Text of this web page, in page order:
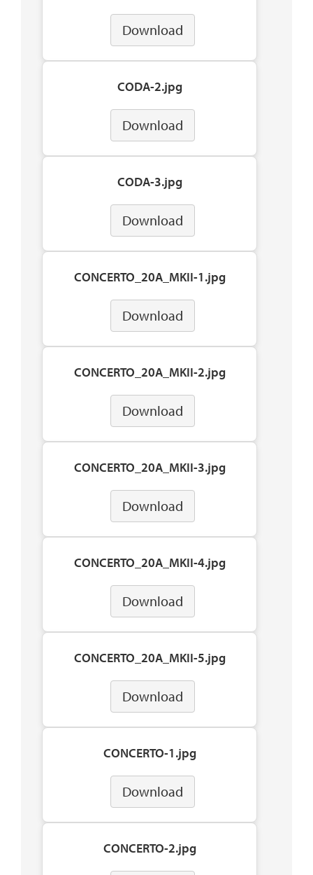
Download
CODA-2.jpg
Download
CODA-3.jpg
Download
CONCERTO_20A_MKII-1.jpg
Download
CONCERTO_20A_MKII-2.jpg
Download
CONCERTO_20A_MKII-3.jpg
Download
CONCERTO_20A_MKII-4.jpg
Download
CONCERTO_20A_MKII-5.jpg
Download
CONCERTO-1.jpg
Download
CONCERTO-2.jpg